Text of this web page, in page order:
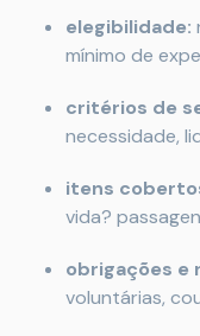
elegibilidade:
mínimo de
critérios de
necessidade,
itens
vida?
obrigações e
voluntárias,